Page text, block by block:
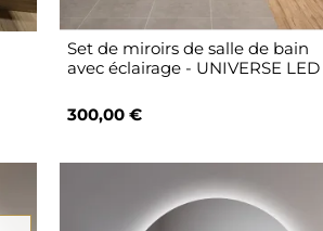
Set de miroirs de salle de bain
avec éclairage - UNIVERSE LED
300,00 €